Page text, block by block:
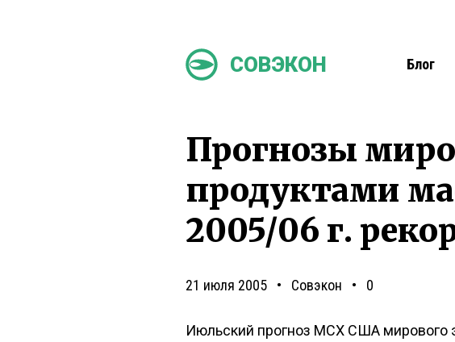
СОВЭКОН Блог
Прогнозы
продуктами
2005/06 г.
21 июля 2005 Совэкон 0
Июльский прогноз МСХ США мирового